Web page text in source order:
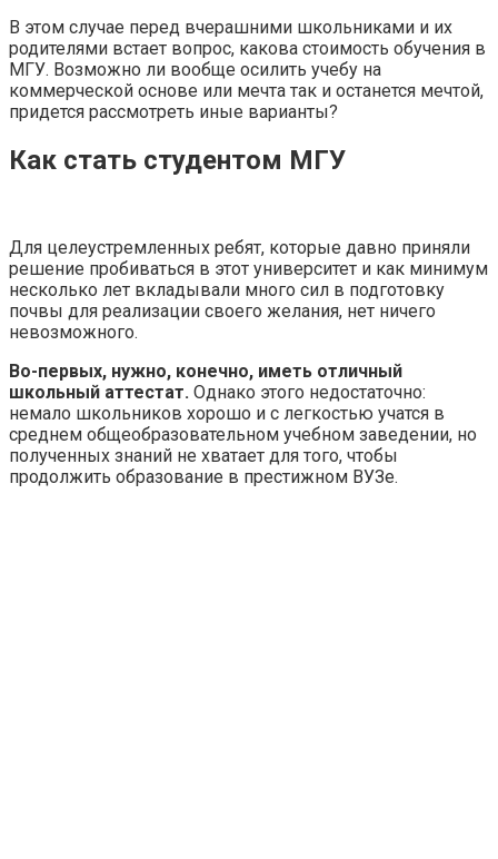
В этом случае перед вчерашними школьниками и их
родителями встает вопрос, какова стоимость обучения в
МГУ. Возможно ли вообще осилить учебу на
коммерческой основе или мечта так и останется мечтой,
придется рассмотреть иные варианты?
Как стать студентом МГУ
Для целеустремленных ребят, которые давно приняли
решение пробиваться в этот университет и как минимум
несколько лет вкладывали много сил в подготовку
почвы для реализации своего желания, нет ничего
невозможного.
Во-первых, нужно, конечно, иметь отличный
школьный аттестат. Однако этого недостаточно:
немало школьников хорошо и с легкостью учатся в
среднем общеобразовательном учебном заведении, но
полученных знаний не хватает для того, чтобы
продолжить образование в престижном ВУЗе.